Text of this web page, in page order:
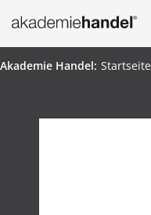
Startseite